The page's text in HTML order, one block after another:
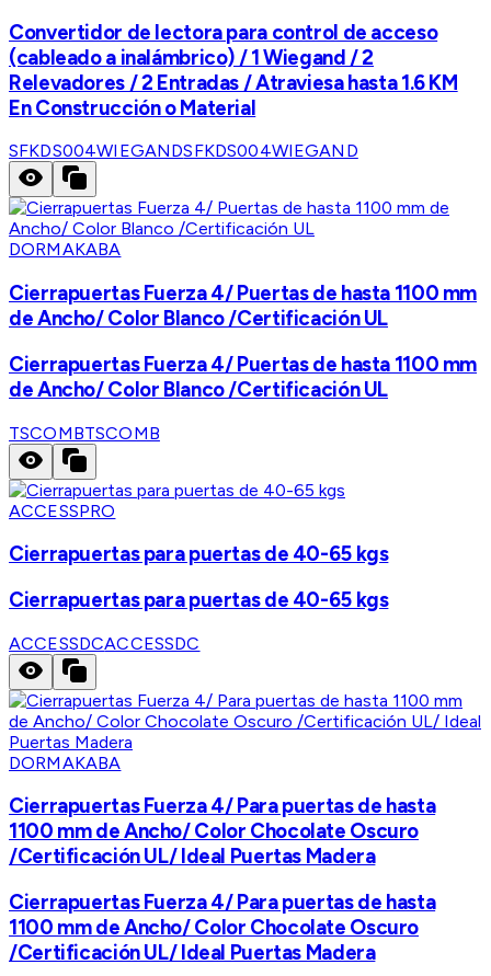
Convertidor de lectora para control de acceso
(cableado a inalámbrico) / 1 Wiegand / 2
Relevadores / 2 Entradas / Atraviesa hasta 1.6 KM
En Construcción o Material
SFKDS004WIEGANDSFKDS004WIEGAND
DORMAKABA
Cierrapuertas Fuerza 4/ Puertas de hasta 1100 mm
de Ancho/ Color Blanco /Certificación UL
Cierrapuertas Fuerza 4/ Puertas de hasta 1100 mm
de Ancho/ Color Blanco /Certificación UL
TSCOMBTSCOMB
ACCESSPRO
Cierrapuertas para puertas de 40-65 kgs
Cierrapuertas para puertas de 40-65 kgs
ACCESSDCACCESSDC
DORMAKABA
Cierrapuertas Fuerza 4/ Para puertas de hasta
1100 mm de Ancho/ Color Chocolate Oscuro
/Certificación UL/ Ideal Puertas Madera
Cierrapuertas Fuerza 4/ Para puertas de hasta
1100 mm de Ancho/ Color Chocolate Oscuro
/Certificación UL/ Ideal Puertas Madera